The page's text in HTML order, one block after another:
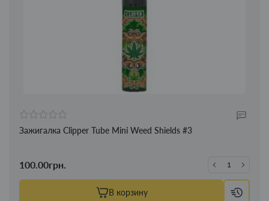
Зажигалка Clipper Tube Mini Weed Shields #3
100.00грн.
В корзину